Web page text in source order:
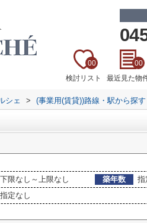
検討リスト
00
最近見た物
00
シェ > (事業用(賃貸))路線・駅から探す
下限なし～上限なし 築年数
指
指定なし